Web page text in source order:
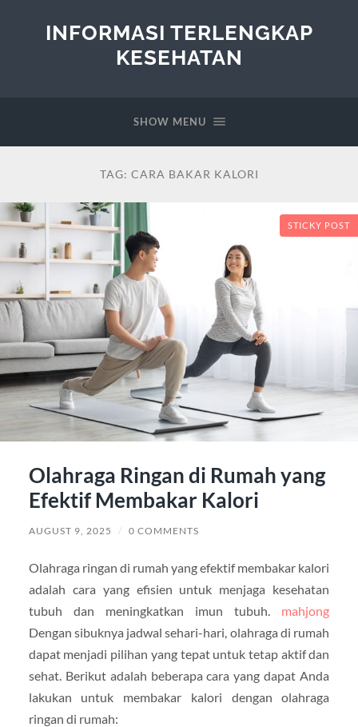
INFORMASI TERLENGKAP
KESEHATAN
SHOW MENU
TAG: CARA BAKAR KALORI
STICKY POST
Olahraga Ringan di Rumah yang
Efektif Membakar Kalori
AUGUST 9, 2025 / 0 COMMENTS
Olahraga ringan di rumah yang efektif membakar kalori
adalah cara yang efisien untuk menjaga kesehatan
tubuh dan meningkatkan imun tubuh. mahjong
Dengan sibuknya jadwal sehari-hari, olahraga di rumah
dapat menjadi pilihan yang tepat untuk tetap aktif dan
sehat. Berikut adalah beberapa cara yang dapat Anda
lakukan untuk membakar kalori dengan olahraga
ringan di rumah: